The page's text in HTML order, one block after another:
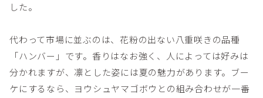
した。
代わって市場に並ぶのは、花粉の出ない八重咲きの品種
「ハンバー」です。香りはなお強く、人によっては好みは
分かれますが、凛とした姿には夏の魅力があります。ブー
ケにするなら、ヨウシュヤマゴボウとの組み合わせが一番